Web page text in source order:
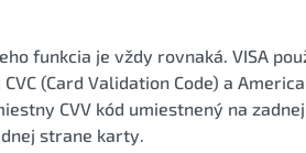
funkcia je vždy rovnaká. VISA
(Card Validation Code) a
CVV kód umiestnený na
strane karty.